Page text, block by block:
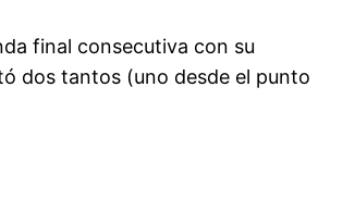
final consecutiva con su
dos tantos (uno desde el punto